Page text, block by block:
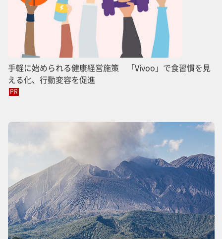
手軽に始められる健康経営施策 「Vivoo」で食習慣を見
える化、行動変容を促進
PR